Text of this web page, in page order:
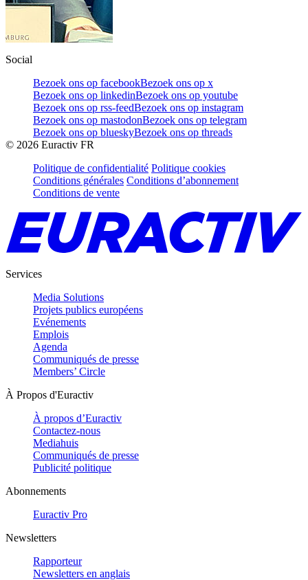
Social
Bezoek ons op facebookBezoek ons op x
Bezoek ons op linkedinBezoek ons op youtube
Bezoek ons op rss-feedBezoek ons op instagram
Bezoek ons op mastodonBezoek ons op telegram
Bezoek ons op blueskyBezoek ons op threads
© 2026 Euractiv FR
Politique de confidentialité Politique cookies
Conditions générales Conditions d’abonnement
Conditions de vente
Services
Media Solutions
Projets publics européens
Evénements
Emplois
Agenda
Communiqués de presse
Members’ Circle
À Propos d'Euractiv
À propos d’Euractiv
Contactez-nous
Mediahuis
Communiqués de presse
Publicité politique
Abonnements
Euractiv Pro
Newsletters
Rapporteur
Newsletters en anglais